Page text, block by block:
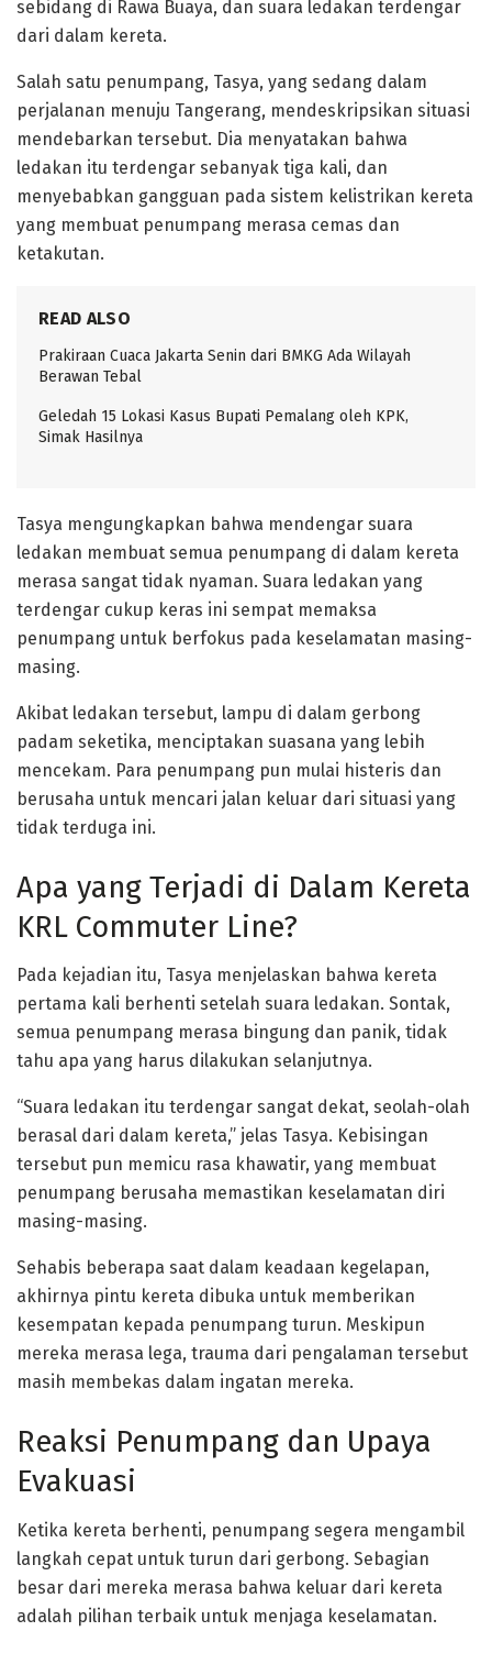
sebidang di Rawa Buaya, dan suara ledakan terdengar
dari dalam kereta.
Salah satu penumpang, Tasya, yang sedang dalam
perjalanan menuju Tangerang, mendeskripsikan situasi
mendebarkan tersebut. Dia menyatakan bahwa
ledakan itu terdengar sebanyak tiga kali, dan
menyebabkan gangguan pada sistem kelistrikan kereta
yang membuat penumpang merasa cemas dan
ketakutan.
READ ALSO
Prakiraan Cuaca Jakarta Senin dari BMKG Ada Wilayah
Berawan Tebal
Geledah 15 Lokasi Kasus Bupati Pemalang oleh KPK,
Simak Hasilnya
Tasya mengungkapkan bahwa mendengar suara
ledakan membuat semua penumpang di dalam kereta
merasa sangat tidak nyaman. Suara ledakan yang
terdengar cukup keras ini sempat memaksa
penumpang untuk berfokus pada keselamatan masing-
masing.
Akibat ledakan tersebut, lampu di dalam gerbong
padam seketika, menciptakan suasana yang lebih
mencekam. Para penumpang pun mulai histeris dan
berusaha untuk mencari jalan keluar dari situasi yang
tidak terduga ini.
Apa yang Terjadi di Dalam Kereta
KRL Commuter Line?
Pada kejadian itu, Tasya menjelaskan bahwa kereta
pertama kali berhenti setelah suara ledakan. Sontak,
semua penumpang merasa bingung dan panik, tidak
tahu apa yang harus dilakukan selanjutnya.
“Suara ledakan itu terdengar sangat dekat, seolah-olah
berasal dari dalam kereta,” jelas Tasya. Kebisingan
tersebut pun memicu rasa khawatir, yang membuat
penumpang berusaha memastikan keselamatan diri
masing-masing.
Sehabis beberapa saat dalam keadaan kegelapan,
akhirnya pintu kereta dibuka untuk memberikan
kesempatan kepada penumpang turun. Meskipun
mereka merasa lega, trauma dari pengalaman tersebut
masih membekas dalam ingatan mereka.
Reaksi Penumpang dan Upaya
Evakuasi
Ketika kereta berhenti, penumpang segera mengambil
langkah cepat untuk turun dari gerbong. Sebagian
besar dari mereka merasa bahwa keluar dari kereta
adalah pilihan terbaik untuk menjaga keselamatan.